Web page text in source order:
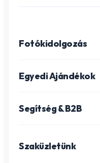
Fotókidolgozás
Igazolványkép készítés
Egyedi Ajándékok
Gravírozott ajándékok
Segítség & B2B
Szaküzletünk